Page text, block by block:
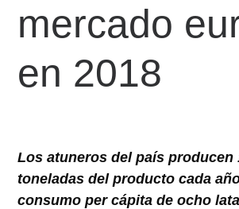
mercado
en 2018
Los atuneros del país producen
toneladas del producto cada
consumo per cápita de ocho